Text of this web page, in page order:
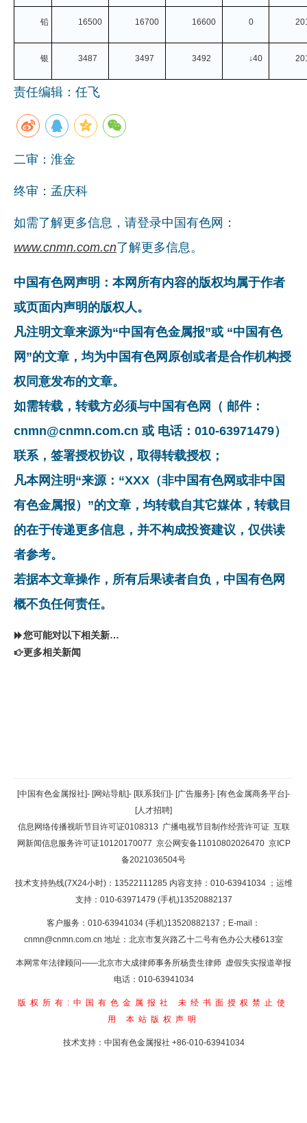
铅 16500 16700 16600 0
银 3487 3497 3492 ↓40
责任编辑：任飞
二审：淮金
终审：孟庆科
如需了解更多信息，请登录中国有色网：
www.cnmn.com.cn了解更多信息。
中国有色网声明：本网所有内容的版权均属于作者
或页面内声明的版权人。
凡注明文章来源为“中国有色金属报”或 “中国有色
网”的文章，均为中国有色网原创或者是合作机构授
权同意发布的文章。
如需转载，转载方必须与中国有色网（ 邮件：
cnmn@cnmn.com.cn 或 电话：010-63971479）
联系，签署授权协议，取得转载授权；
凡本网注明“来源：“XXX（非中国有色网或非中国
有色金属报）”的文章，均转载自其它媒体，转载目
的在于传递更多信息，并不构成投资建议，仅供读
者参考。
若据本文章操作，所有后果读者自负，中国有色网
概不负任何责任。
您可能对以下相关新闻同样感兴趣
更多相关新闻
返回顶部
返回首页
[中国有色金属报社]- [网站导航]- [联系我们]- [广告服务]- [有色金属商务平台]-
[人才招聘]
信息网络传播视听节目许可证0108313 广播电视节目制作经营许可证 互联
网新闻信息服务许可证10120170077 京公网安备11010802026470 京ICP
备2021036504号
技术支持热线(7X24小时)：13522111285 内容支持：010-63941034 ；运维
支持：010-63971479 (手机)13520882137
客户服务：010-63941034 (手机)13520882137；E-mail：
cnmn@cnmn.com.cn 地址：北京市复兴路乙十二号有色办公大楼613室
本网常年法律顾问——北京市大成律师事务所杨贵生律师 虚假失实报道举报
电话：010-63941034
版权所有:中国有色金属报社
未经书面授权禁止使
用 本站版权声明
技术支持：中国有色金属报社 +86-010-63941034